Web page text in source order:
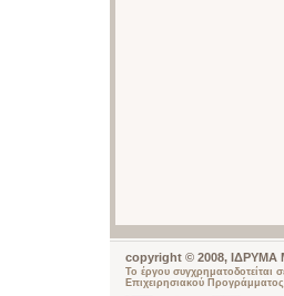
copyright © 2008,
Το έργου
Επιχειρησιακού